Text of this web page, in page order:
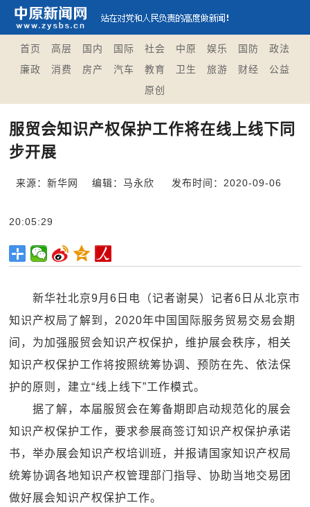
首页 高层 国内 国际 社会 中原 娱乐 国防
政法
廉政
消费 房产 汽车 教育 卫生 旅游 财经
公益
原创
服贸会知识产权保护工作将在线上线下同
步开展
来源：新华网 编辑：马永欣 发布时间：2020-09-06
20:05:29
新华社北京9月6日电（记者谢昊）记者6日从北京市
知识产权局了解到，2020年中国国际服务贸易交易会期
间，为加强服贸会知识产权保护，维护展会秩序，相关
知识产权保护工作将按照统筹协调、预防在先、依法保
护的原则，建立“线上线下”工作模式。
据了解，本届服贸会在筹备期即启动规范化的展会
知识产权保护工作，要求参展商签订知识产权保护承诺
书，举办展会知识产权培训班，并报请国家知识产权局
统筹协调各地知识产权管理部门指导、协助当地交易团
做好展会知识产权保护工作。